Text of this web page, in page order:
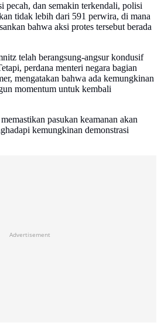
pecah, dan semakin terkendali, polisi
tidak lebih dari 591 perwira, di mana
bahwa aksi protes tersebut berada
telah berangsung-angsur kondusif
perdana menteri negara bagian
mengatakan bahwa ada kemungkinan
momentum untuk kembali
pasukan keamanan akan
kemungkinan demonstrasi
Advertisement